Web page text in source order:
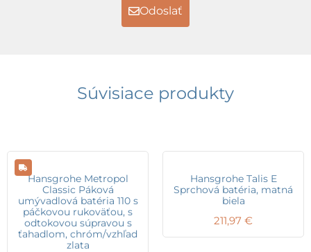
Odoslať
Súvisiace produkty
Hansgrohe Metropol
Classic Páková
umývadlová batéria 110 s
páčkovou rukoväťou, s
odtokovou súpravou s
ťahadlom, chróm/vzhľad
zlata
Hansgrohe Talis E
Sprchová batéria, matná
biela
211,97 €